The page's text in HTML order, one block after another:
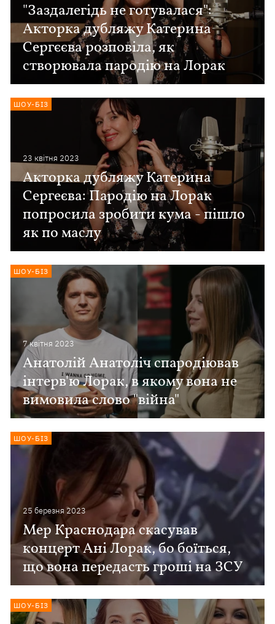
"Заздалегідь не готувалася":
Акторка дубляжу Катерина
Сергєєва розповіла, як
створювала пародію на Лорак
23 квiтня 2023
Акторка дубляжу Катерина
Сергеєва: Пародію на Лорак
попросила зробити кума - пішло
як по маслу
ШОУ-БІЗ
7 квiтня 2023
Анатолій Анатоліч спародіював
інтерв'ю Лорак, в якому вона не
вимовила слово "війна"
ШОУ-БІЗ
25 березня 2023
Мер Краснодара скасував
концерт Ані Лорак, бо боїться,
що вона передасть гроші на ЗСУ
ШОУ-БІЗ
ШОУ-БІЗ